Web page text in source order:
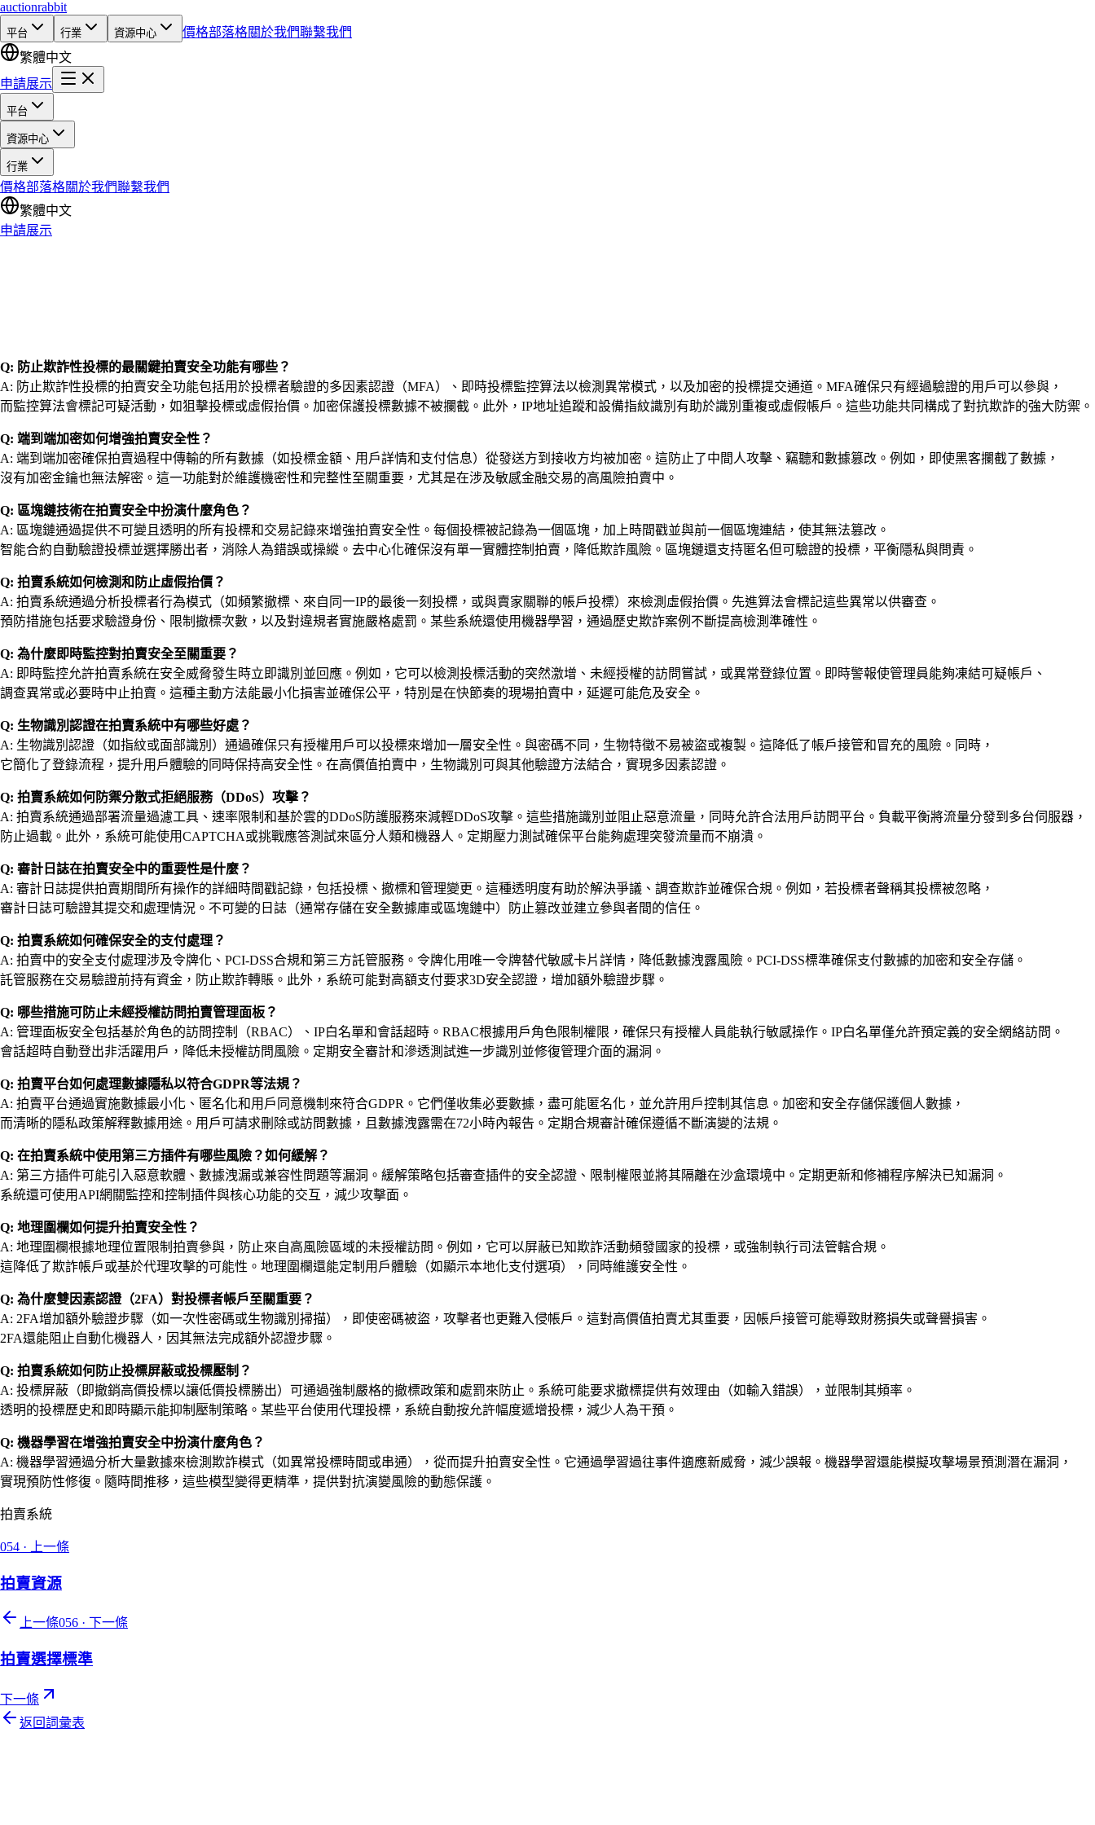
auctionrabbit
平台 行業 資源中心 價格部落格關於我們聯繫我們
繁體中文
申請展示
平台
資源中心
行業
價格部落格關於我們聯繫我們
繁體中文
申請展示
Q: 防止欺詐性投標的最關鍵拍賣安全功能有哪些？
A: 防止欺詐性投標的拍賣安全功能包括用於投標者驗證的多因素認證（MFA）、即時投標監控算法以檢測異常模式，以及加密的投標提交通道。MFA確保只有經過驗證的用戶可以參與，
而監控算法會標記可疑活動，如狙擊投標或虛假抬價。加密保護投標數據不被攔截。此外，IP地址追蹤和設備指紋識別有助於識別重複或虛假帳戶。這些功能共同構成了對抗欺詐的強大防禦。
Q: 端到端加密如何增強拍賣安全性？
A: 端到端加密確保拍賣過程中傳輸的所有數據（如投標金額、用戶詳情和支付信息）從發送方到接收方均被加密。這防止了中間人攻擊、竊聽和數據篡改。例如，即使黑客攔截了數據，
沒有加密金鑰也無法解密。這一功能對於維護機密性和完整性至關重要，尤其是在涉及敏感金融交易的高風險拍賣中。
Q: 區塊鏈技術在拍賣安全中扮演什麼角色？
A: 區塊鏈通過提供不可變且透明的所有投標和交易記錄來增強拍賣安全性。每個投標被記錄為一個區塊，加上時間戳並與前一個區塊連結，使其無法篡改。
智能合約自動驗證投標並選擇勝出者，消除人為錯誤或操縱。去中心化確保沒有單一實體控制拍賣，降低欺詐風險。區塊鏈還支持匿名但可驗證的投標，平衡隱私與問責。
Q: 拍賣系統如何檢測和防止虛假抬價？
A: 拍賣系統通過分析投標者行為模式（如頻繁撤標、來自同一IP的最後一刻投標，或與賣家關聯的帳戶投標）來檢測虛假抬價。先進算法會標記這些異常以供審查。
預防措施包括要求驗證身份、限制撤標次數，以及對違規者實施嚴格處罰。某些系統還使用機器學習，通過歷史欺詐案例不斷提高檢測準確性。
Q: 為什麼即時監控對拍賣安全至關重要？
A: 即時監控允許拍賣系統在安全威脅發生時立即識別並回應。例如，它可以檢測投標活動的突然激增、未經授權的訪問嘗試，或異常登錄位置。即時警報使管理員能夠凍結可疑帳戶、
調查異常或必要時中止拍賣。這種主動方法能最小化損害並確保公平，特別是在快節奏的現場拍賣中，延遲可能危及安全。
Q: 生物識別認證在拍賣系統中有哪些好處？
A: 生物識別認證（如指紋或面部識別）通過確保只有授權用戶可以投標來增加一層安全性。與密碼不同，生物特徵不易被盜或複製。這降低了帳戶接管和冒充的風險。同時，
它簡化了登錄流程，提升用戶體驗的同時保持高安全性。在高價值拍賣中，生物識別可與其他驗證方法結合，實現多因素認證。
Q: 拍賣系統如何防禦分散式拒絕服務（DDoS）攻擊？
A: 拍賣系統通過部署流量過濾工具、速率限制和基於雲的DDoS防護服務來減輕DDoS攻擊。這些措施識別並阻止惡意流量，同時允許合法用戶訪問平台。負載平衡將流量分發到多台伺服器，
防止過載。此外，系統可能使用CAPTCHA或挑戰應答測試來區分人類和機器人。定期壓力測試確保平台能夠處理突發流量而不崩潰。
Q: 審計日誌在拍賣安全中的重要性是什麼？
A: 審計日誌提供拍賣期間所有操作的詳細時間戳記錄，包括投標、撤標和管理變更。這種透明度有助於解決爭議、調查欺詐並確保合規。例如，若投標者聲稱其投標被忽略，
審計日誌可驗證其提交和處理情況。不可變的日誌（通常存儲在安全數據庫或區塊鏈中）防止篡改並建立參與者間的信任。
Q: 拍賣系統如何確保安全的支付處理？
A: 拍賣中的安全支付處理涉及令牌化、PCI-DSS合規和第三方託管服務。令牌化用唯一令牌替代敏感卡片詳情，降低數據洩露風險。PCI-DSS標準確保支付數據的加密和安全存儲。
託管服務在交易驗證前持有資金，防止欺詐轉賬。此外，系統可能對高額支付要求3D安全認證，增加額外驗證步驟。
Q: 哪些措施可防止未經授權訪問拍賣管理面板？
A: 管理面板安全包括基於角色的訪問控制（RBAC）、IP白名單和會話超時。RBAC根據用戶角色限制權限，確保只有授權人員能執行敏感操作。IP白名單僅允許預定義的安全網絡訪問。
會話超時自動登出非活躍用戶，降低未授權訪問風險。定期安全審計和滲透測試進一步識別並修復管理介面的漏洞。
Q: 拍賣平台如何處理數據隱私以符合GDPR等法規？
A: 拍賣平台通過實施數據最小化、匿名化和用戶同意機制來符合GDPR。它們僅收集必要數據，盡可能匿名化，並允許用戶控制其信息。加密和安全存儲保護個人數據，
而清晰的隱私政策解釋數據用途。用戶可請求刪除或訪問數據，且數據洩露需在72小時內報告。定期合規審計確保遵循不斷演變的法規。
Q: 在拍賣系統中使用第三方插件有哪些風險？如何緩解？
A: 第三方插件可能引入惡意軟體、數據洩漏或兼容性問題等漏洞。緩解策略包括審查插件的安全認證、限制權限並將其隔離在沙盒環境中。定期更新和修補程序解決已知漏洞。
系統還可使用API網關監控和控制插件與核心功能的交互，減少攻擊面。
Q: 地理圍欄如何提升拍賣安全性？
A: 地理圍欄根據地理位置限制拍賣參與，防止來自高風險區域的未授權訪問。例如，它可以屏蔽已知欺詐活動頻發國家的投標，或強制執行司法管轄合規。
這降低了欺詐帳戶或基於代理攻擊的可能性。地理圍欄還能定制用戶體驗（如顯示本地化支付選項），同時維護安全性。
Q: 為什麼雙因素認證（2FA）對投標者帳戶至關重要？
A: 2FA增加額外驗證步驟（如一次性密碼或生物識別掃描），即使密碼被盜，攻擊者也更難入侵帳戶。這對高價值拍賣尤其重要，因帳戶接管可能導致財務損失或聲譽損害。
2FA還能阻止自動化機器人，因其無法完成額外認證步驟。
Q: 拍賣系統如何防止投標屏蔽或投標壓制？
A: 投標屏蔽（即撤銷高價投標以讓低價投標勝出）可通過強制嚴格的撤標政策和處罰來防止。系統可能要求撤標提供有效理由（如輸入錯誤），並限制其頻率。
透明的投標歷史和即時顯示能抑制壓制策略。某些平台使用代理投標，系統自動按允許幅度遞增投標，減少人為干預。
Q: 機器學習在增強拍賣安全中扮演什麼角色？
A: 機器學習通過分析大量數據來檢測欺詐模式（如異常投標時間或串通），從而提升拍賣安全性。它通過學習過往事件適應新威脅，減少誤報。機器學習還能模擬攻擊場景預測潛在漏洞，
實現預防性修復。隨時間推移，這些模型變得更精準，提供對抗演變風險的動態保護。
拍賣系統
054 · 上一條
拍賣資源
上一條056 · 下一條
拍賣選擇標準
下一條
返回詞彙表